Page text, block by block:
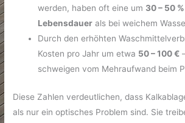
werden, haben oft eine um 30 – 50
Lebensdauer als bei weichem
Durch den erhöhten
Kosten pro Jahr um etwa 50 – 100 €
schweigen vom Mehraufwand beim
Diese Zahlen verdeutlichen, dass
als nur ein optisches Problem sind. Sie